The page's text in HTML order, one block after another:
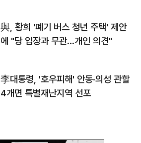
與, 황희 '폐기 버스 청년 주택' 제안
에 "당 입장과 무관…개인 의견"
李대통령, '호우피해' 안동·의성 관할
4개면 특별재난지역 선포